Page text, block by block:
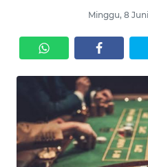
Minggu, 8
KRIMINAL
EKUIN
SAINS-TEKNO